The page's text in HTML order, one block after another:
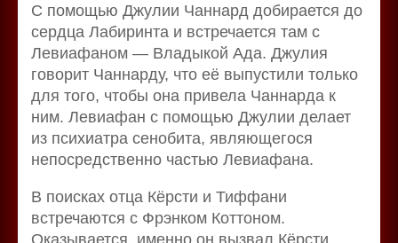
С помощью Джулии Чаннард добирается до
сердца Лабиринта и встречается там с
Левиафаном — Владыкой Ада. Джулия
говорит Чаннарду, что её выпустили только
для того, чтобы она привела Чаннарда к
ним. Левиафан с помощью Джулии делает
из психиатра сенобита, являющегося
непосредственно частью Левиафана.
В поисках отца Кёрсти и Тиффани
встречаются с Фрэнком Коттоном.
Оказывается, именно он вызвал Кёрсти.